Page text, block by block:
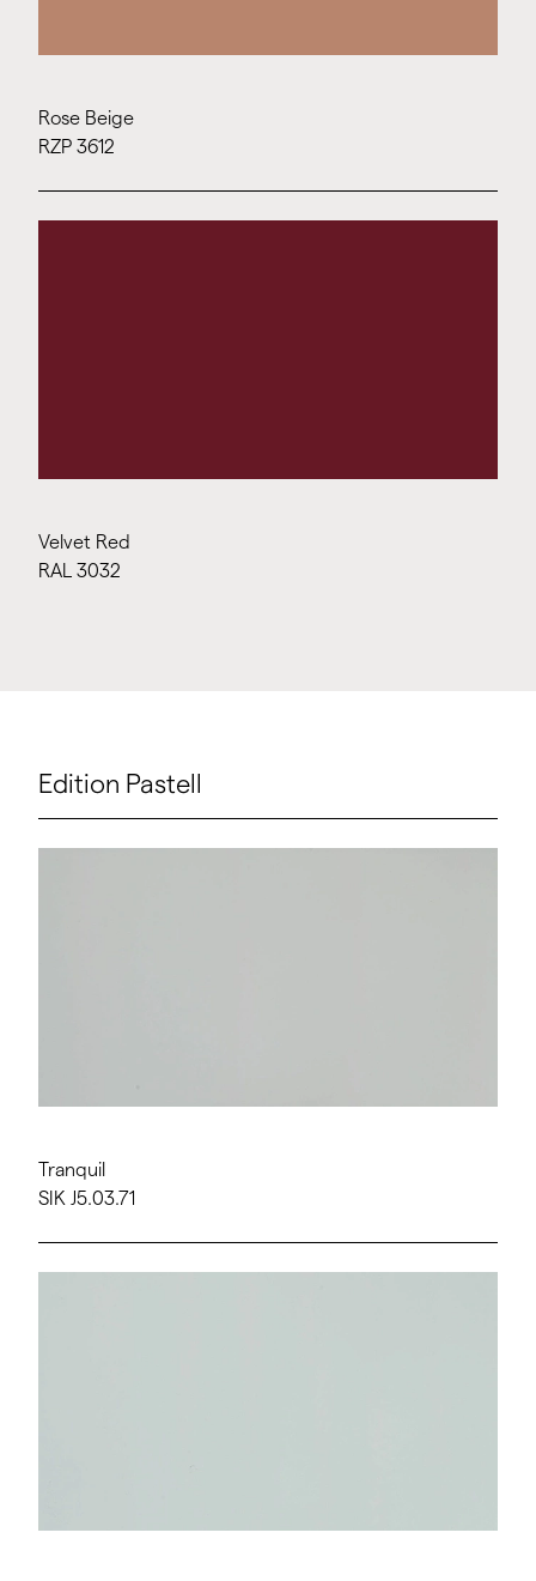
Rose Beige
RZP 3612
Velvet Red
RAL 3032
Edition Pastell
Tranquil
SIK J5.03.71